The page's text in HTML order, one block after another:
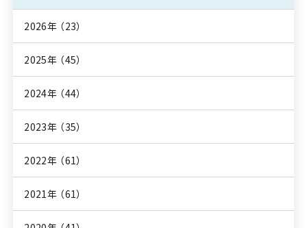
2026年 （23）
2025年 （45）
2024年 （44）
2023年 （35）
2022年 （61）
2021年 （61）